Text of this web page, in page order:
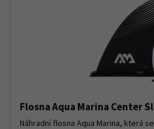
Flosna Aqua Marina Center
Náhradní flosna Aqua Marina, která